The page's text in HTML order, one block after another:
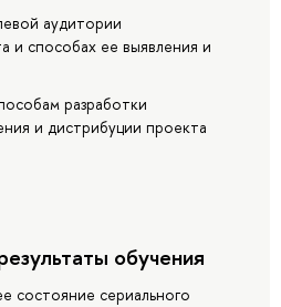
аудитории
и способах ее выявления и
разработки
и дистрибуции проекта
обучения
состояние сериального